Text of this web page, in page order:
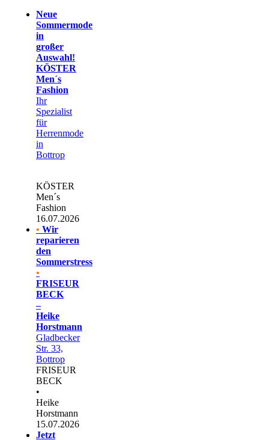
Neue
Sommermode
in
großer
Auswahl!
KÖSTER
Men´s
Fashion
Ihr
Spezialist
für
Herrenmode
in
Bottrop
KÖSTER
Men´s
Fashion
16.07.2026
• Wir
reparieren
den
Sommerstress
•
FRISEUR
BECK
–
Heike
Horstmann
Gladbecker
Str. 33,
Bottrop
FRISEUR
BECK
•
Heike
Horstmann
15.07.2026
Jetzt